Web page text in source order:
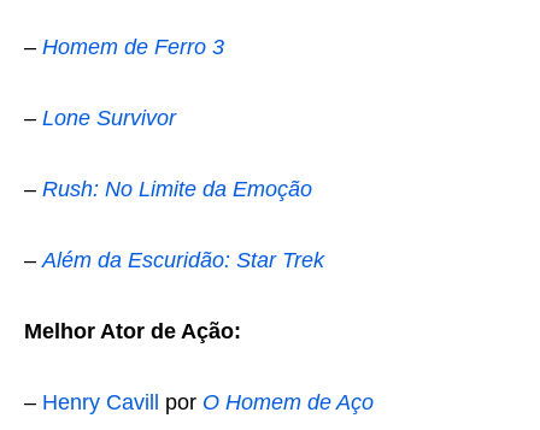
– Homem de Ferro 3
– Lone Survivor
– Rush: No Limite da Emoção
–Além da Escuridão: Star Trek
Melhor Ator de Ação:
– Henry Cavill por O Homem de Aço